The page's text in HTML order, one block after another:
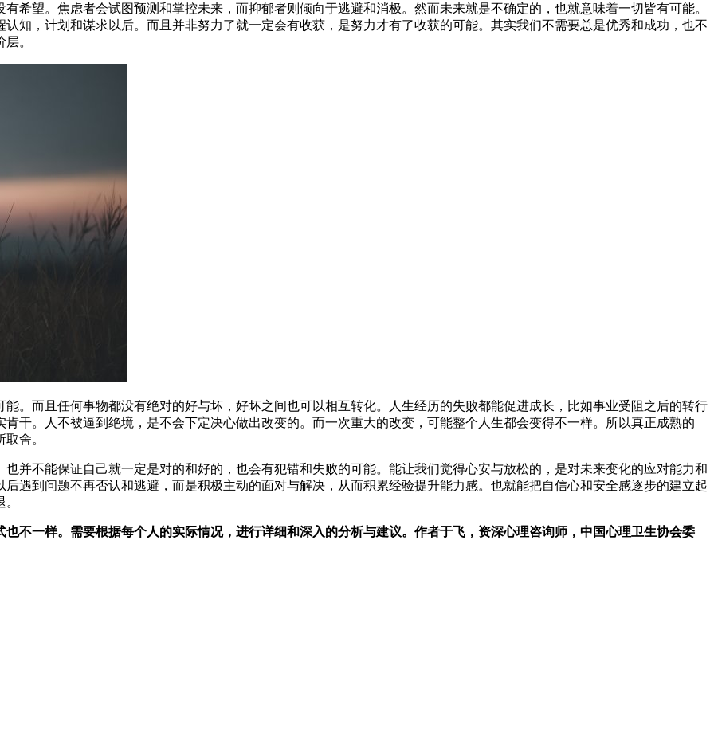
希望。焦虑者会试图预测和掌控未来，而抑郁者则倾向于逃避和消极。然而未来就是不确定的，也就意味着一切皆有可能。
知，计划和谋求以后。而且并非努力了就一定会有收获，是努力才有了收获的可能。其实我们不需要总是优秀和成功，也不
。
。而且任何事物都没有绝对的好与坏，好坏之间也可以相互转化。人生经历的失败都能促进成长，比如事业受阻之后的转行
干。人不被逼到绝境，是不会下定决心做出改变的。而一次重大的改变，可能整个人生都会变得不一样。所以真正成熟的
舍。
并不能保证自己就一定是对的和好的，也会有犯错和失败的可能。能让我们觉得心安与放松的，是对未来变化的应对能力和
遇到问题不再否认和逃避，而是积极主动的面对与解决，从而积累经验提升能力感。也就能把自信心和安全感逐步的建立起
不一样。需要根据每个人的实际情况，进行详细和深入的分析与建议。作者于飞，资深心理咨询师，中国心理卫生协会委